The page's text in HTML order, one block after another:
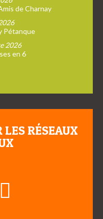
de Charnay
Pétanque
2026
en 6
RÉSEAUX